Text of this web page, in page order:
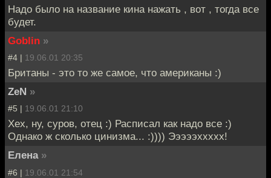
Надо было на название кина нажать , вот , тогда все
будет.
Goblin »
#4 | 19.06.01 20:35
Британы - это то же самое, что американы :)
ZeN »
#5 | 19.06.01 21:10
Хех, ну, суров, отец :) Расписал как надо все :)
Однако ж сколько цинизма... :)))) Эээээххххх!
Елена »
#6 | 19.06.01 21:54